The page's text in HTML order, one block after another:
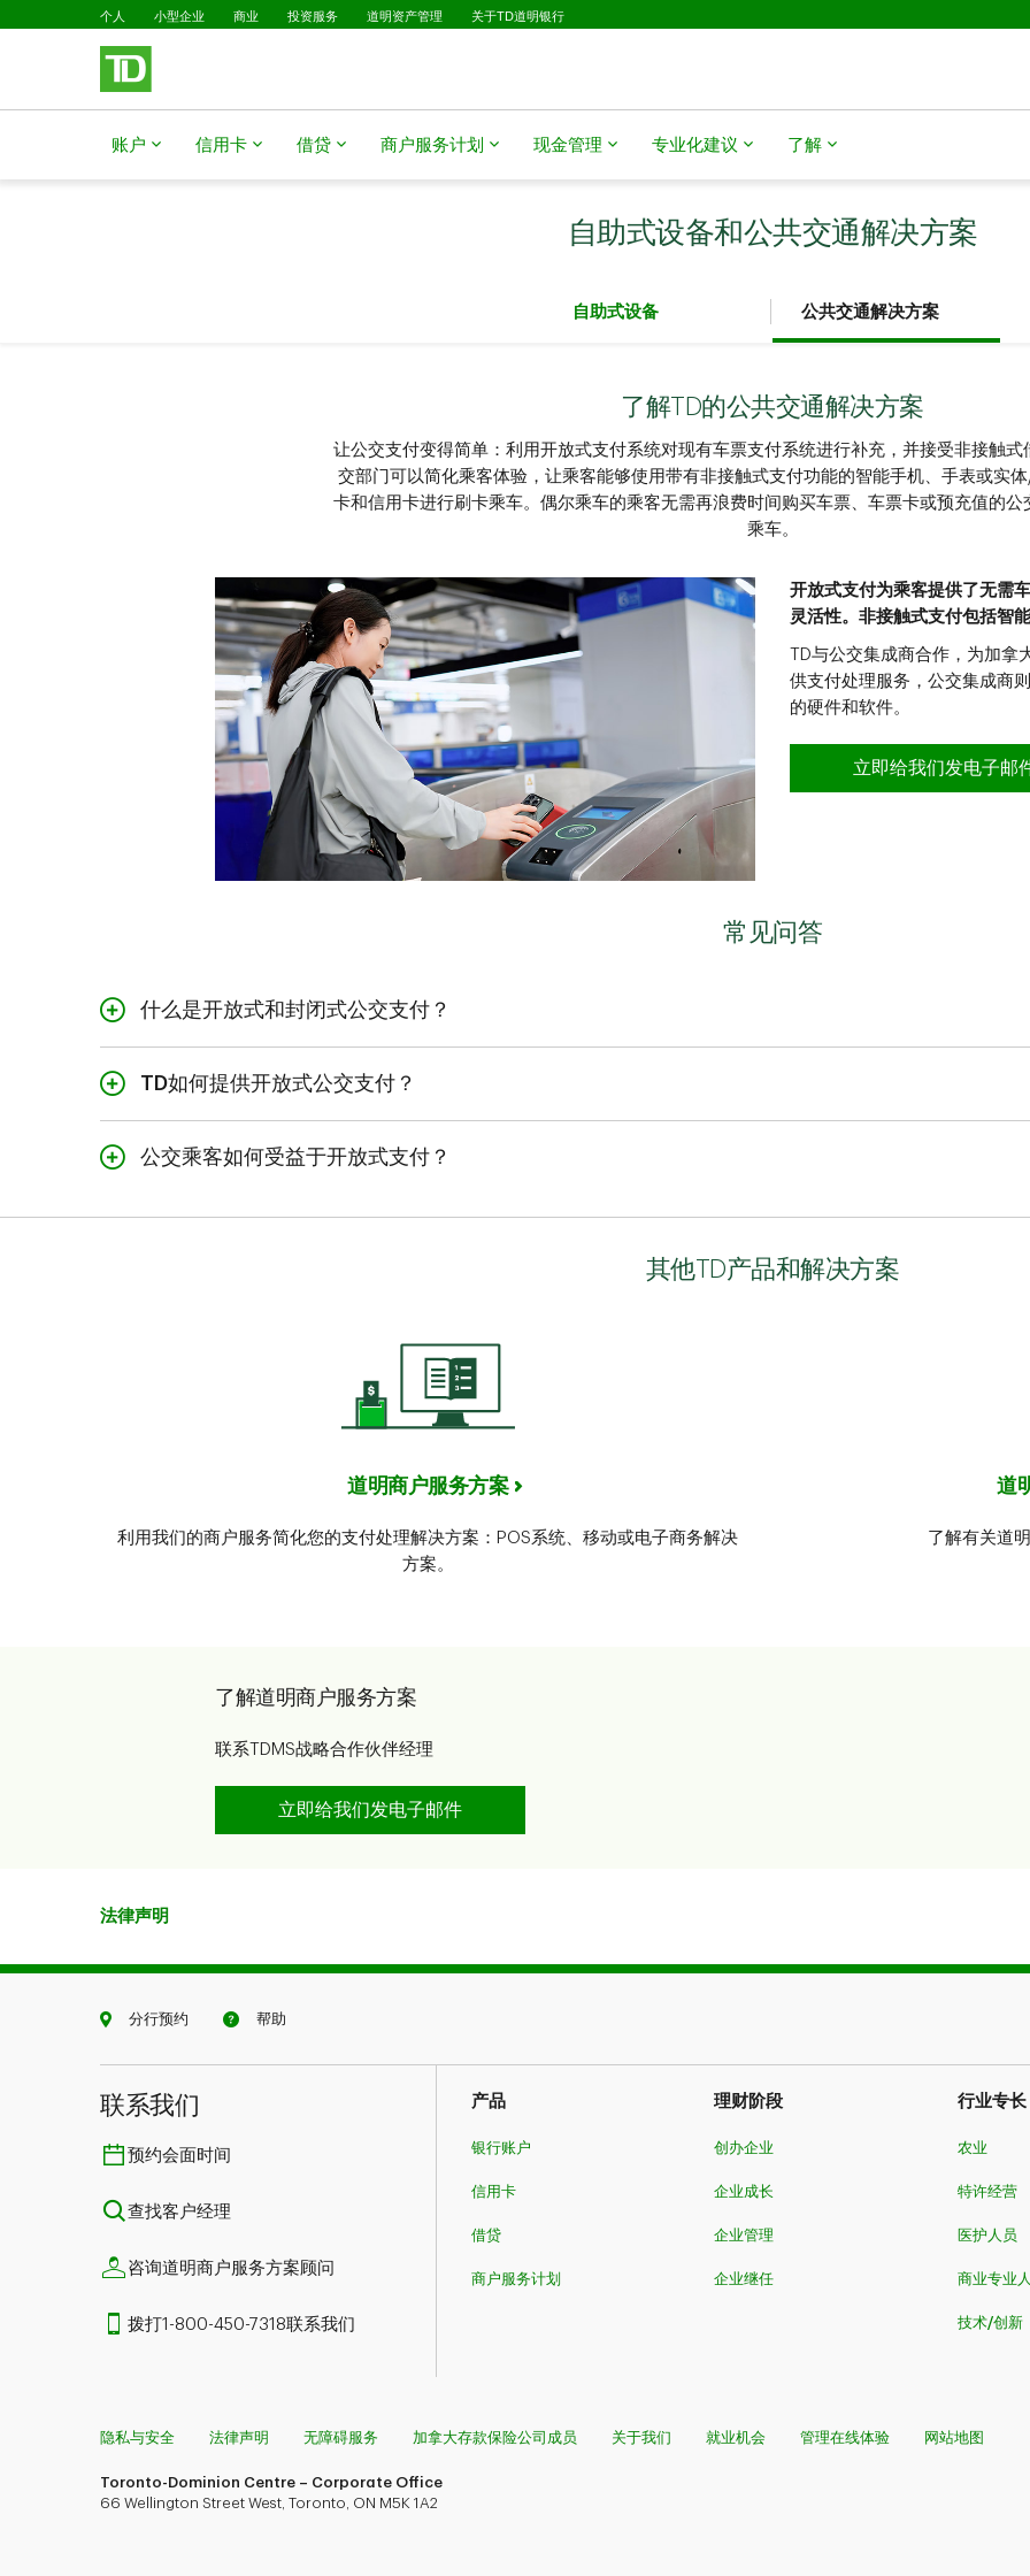
跳转到主要内容
个人 小型企业 商业 投资服务 道明资产管理 关于TD道明银行
账户 信用卡 借贷 商户服务计划 现金管理 专业化建议 了解
自助式设备和公共交通解决方案
自助式设备 公共交通解决方案
了解TD的公共交通解决方案
让公交支付变得简单：利用开放式支付系统对现有车票支付系统进行补充，并接受非接触式
交部门可以简化乘客体验，让乘客能够使用带有非接触式支付功能的智能手机、手表或实
卡和信用卡进行刷卡乘车。偶尔乘车的乘客无需再浪费时间购买车票、车票卡或预充值的公
乘车。
开放式支付为乘客提供了无需
灵活性。非接触式支付包括智
TD与公交集成商合作，为加
供支付处理服务，公交集成商
的硬件和软件。
立即给我们发电子邮
常见问答
什么是开放式和封闭式公交支付？
供封闭式支付，即公交部门发行特定的公交卡或车票，这类卡或车票必须通过借记卡或信用卡进行预充
TD如何提供开放式公交支付？
借记卡和信用卡支付的车票读取器硬件和软件。
公交乘客如何受益于开放式支付？
乘客可以方便地轻点并乘坐，避免接触读卡器、车票或现金。
其他TD产品和解决方案
道明商户服务方案
利用我们的商户服务简化您的支付处理解决方案：POS系统、移动或电子商务解决
方案。
道
了解有关道
了解道明商户服务方案
联系TDMS战略合作伙伴经理
立即给我们发电子邮件
法律声明
分行预约 帮助
联系我们​​​​​​​
预约会面时间
查找客户经理
咨询道明商户服务方案顾问
拨打1-800-450-7318联系我们
产品
银行账户
信用卡
借贷
商户服务计划
理财阶段
创办企业
企业成长
企业管理
企业继任
行业专长
农业
特许经营
医护人员
商业专业
技术/创新
隐私与安全 法律声明 无障碍服务 加拿大存款保险公司成员 关于我们 就业机会 管理在线体验 网站地图
Toronto-Dominion Centre – Corporate Office
66 Wellington Street West, Toronto, ON M5K 1A2